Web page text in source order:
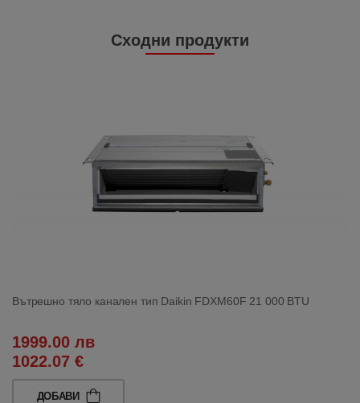
Сходни продукти
Вътрешно тяло канален тип Daikin FDXM60F 21 000 BTU
1999.00 лв
1022.07 €
ДОБАВИ